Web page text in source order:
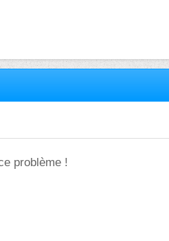
problème !